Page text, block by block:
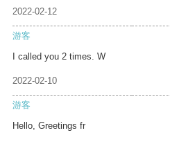
2022-02-12
游客
I called you 2 times. W
2022-02-10
游客
Hello, Greetings fr